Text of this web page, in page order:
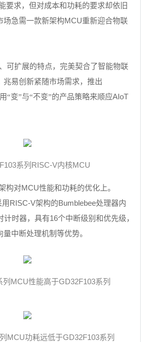
要求，但对成本和功耗的要求却依旧
场急需一款新架构MCU重新迎合物联
可扩展的特点，完美契合了智能物联
兆易创新紧随市场需求，推出
“变”与“不变”的产品策略来顺应AIoT
系列 RISC-V内核MCU
构对MCU性能和功耗的优化上。
用RISC-V架构的Bumblebee处理器内
计时器，具有16个中断级别和优先级，
中断处理机制等优势。
列 MCU性能高于GD32F103系列
MCU功耗远低于GD32F103系列